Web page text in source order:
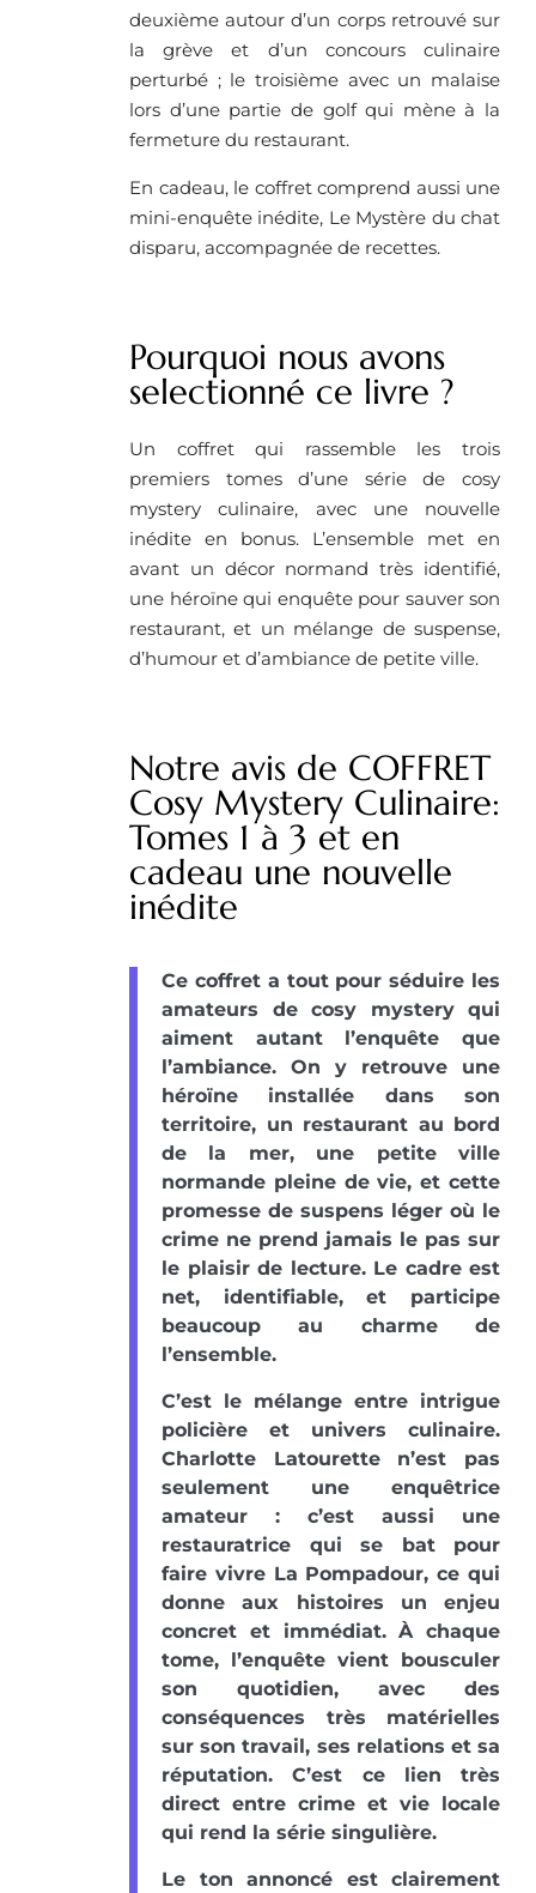
deuxième autour d’un corps retrouvé sur
la grève et d’un concours culinaire
perturbé ; le troisième avec un malaise
lors d’une partie de golf qui mène à la
fermeture du restaurant.
En cadeau, le coffret comprend aussi une
mini-enquête inédite, Le Mystère du chat
disparu, accompagnée de recettes.
Pourquoi nous avons
selectionné ce livre ?
Un coffret qui rassemble les trois
premiers tomes d’une série de cosy
mystery culinaire, avec une nouvelle
inédite en bonus. L’ensemble met en
avant un décor normand très identifié,
une héroïne qui enquête pour sauver son
restaurant, et un mélange de suspense,
d’humour et d’ambiance de petite ville.
Notre avis de COFFRET
Cosy Mystery Culinaire:
Tomes 1 à 3 et en
cadeau une nouvelle
inédite
Ce coffret a tout pour séduire les
amateurs de cosy mystery qui
aiment autant l’enquête que
l’ambiance. On y retrouve une
héroïne installée dans son
territoire, un restaurant au bord
de la mer, une petite ville
normande pleine de vie, et cette
promesse de suspens léger où le
crime ne prend jamais le pas sur
le plaisir de lecture. Le cadre est
net, identifiable, et participe
beaucoup au charme de
l’ensemble.
C’est le mélange entre intrigue
policière et univers culinaire.
Charlotte Latourette n’est pas
seulement une enquêtrice
amateur : c’est aussi une
restauratrice qui se bat pour
faire vivre La Pompadour, ce qui
donne aux histoires un enjeu
concret et immédiat. À chaque
tome, l’enquête vient bousculer
son quotidien, avec des
conséquences très matérielles
sur son travail, ses relations et sa
réputation. C’est ce lien très
direct entre crime et vie locale
qui rend la série singulière.
Le ton annoncé est clairement